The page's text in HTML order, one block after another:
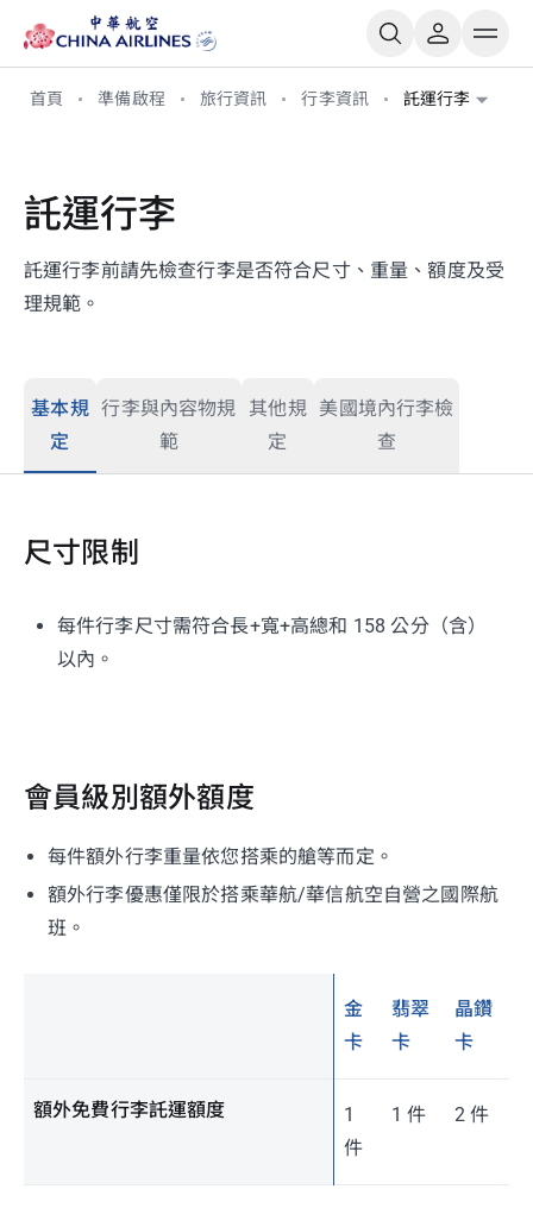
首頁 準備啟程 旅行資訊 行李資訊 託運行李
託運行李
託運行李前請先檢查行李是否符合尺寸、重量、額度及受
理規範。
基本規
定
行李與內容物規
範
其他規
定
美國境內行李檢
查
尺寸限制
每件行李尺寸需符合長+寬+高總和 158 公分（含）
以內。
會員級別額外額度
每件額外行李重量依您搭乘的艙等而定。
額外行李優惠僅限於搭乘華航/華信航空自營之國際航
班。
金
卡
翡翠
卡
晶鑽
卡
額外免費行李託運額度
1
件
1 件 2 件